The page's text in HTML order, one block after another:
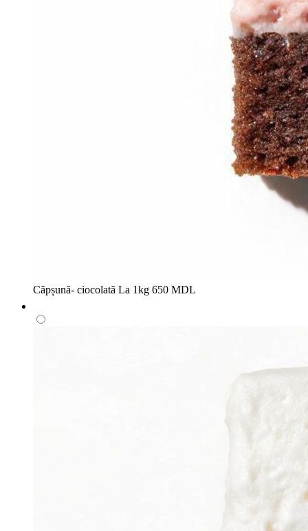
Căpșună- ciocolată La 1kg 650 MDL